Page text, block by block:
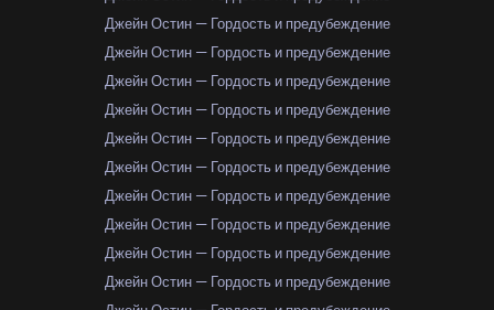
Джейн Остин — Гордость и предубеждение
Джейн Остин — Гордость и предубеждение
Джейн Остин — Гордость и предубеждение
Джейн Остин — Гордость и предубеждение
Джейн Остин — Гордость и предубеждение
Джейн Остин — Гордость и предубеждение
Джейн Остин — Гордость и предубеждение
Джейн Остин — Гордость и предубеждение
Джейн Остин — Гордость и предубеждение
Джейн Остин — Гордость и предубеждение